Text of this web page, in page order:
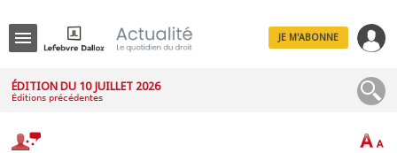
JE M'ABONNE
ÉDITION DU 10 JUILLET 2026
Éditions précédentes